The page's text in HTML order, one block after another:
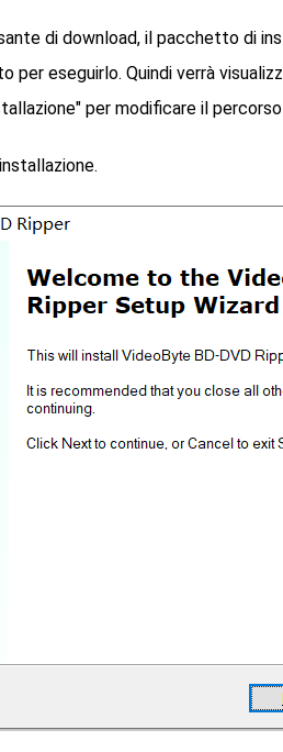
di download, il pacchetto di
eseguirlo. Quindi verrà
per modificare il